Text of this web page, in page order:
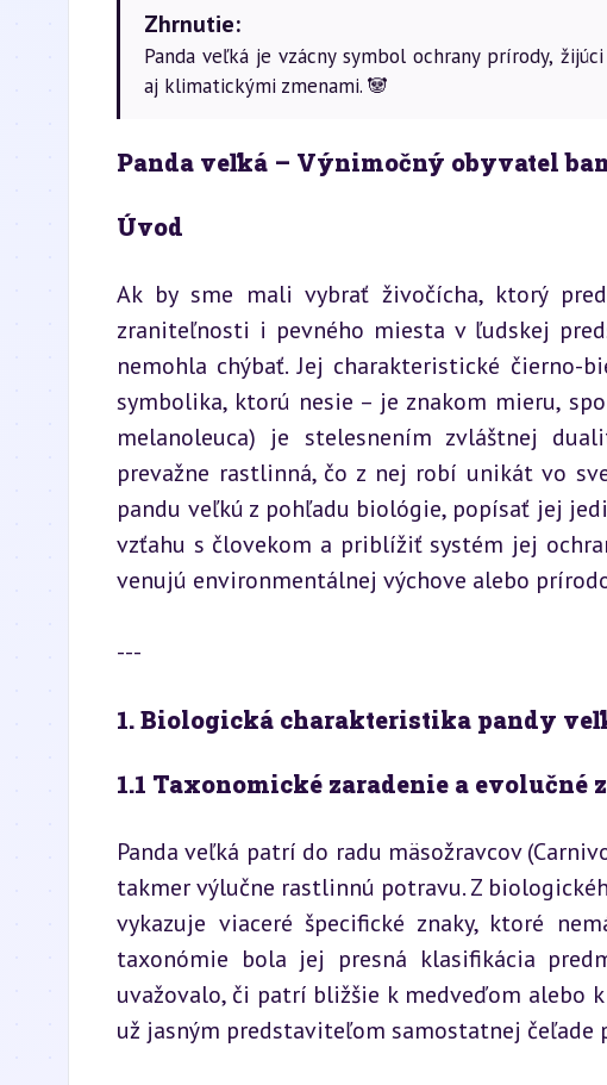
Zhrnutie:
Panda veľká je vzácny symbol ochrany prírody,
aj klimatickými zmenami. 🐼
Panda veľká – Výnimočný obyvatel
Úvod
Ak by sme mali vybrať živočícha, ktorý
zraniteľnosti i pevného miesta v ľudskej
nemohla chýbať. Jej charakteristické čierno-
symbolika, ktorú nesie – je znakom mieru,
melanoleuca) je stelesnením zvláštnej
prevažne rastlinná, čo z nej robí unikát vo
pandu veľkú z pohľadu biológie, popísať jej
vzťahu s človekom a priblížiť systém jej
venujú environmentálnej výchove alebo
---
1. Biologická charakteristika pandy
1.1 Taxonomické zaradenie a evolučné
Panda veľká patrí do radu mäsožravcov
takmer výlučne rastlinnú potravu. Z
vykazuje viaceré špecifické znaky, ktoré
taxonómie bola jej presná klasifikácia
uvažovalo, či patrí bližšie k medveďom alebo
už jasným predstaviteľom samostatnej čeľade